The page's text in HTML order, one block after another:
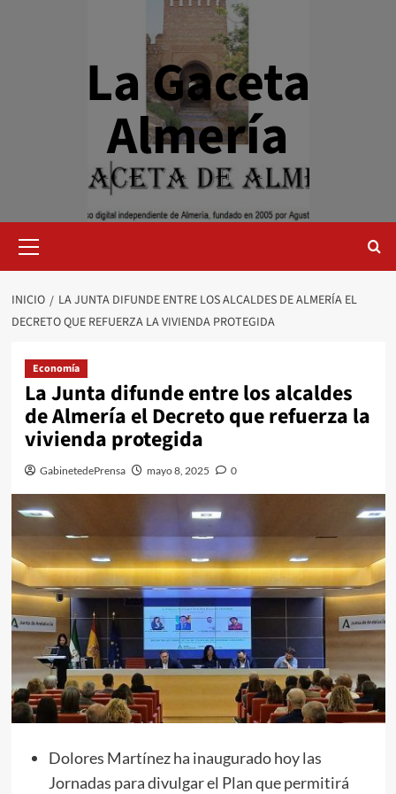
La Gaceta
Almería
primario
INICIO
LA JUNTA DIFUNDE ENTRE LOS ALCALDES DE ALMERÍA EL
DECRETO QUE REFUERZA LA VIVIENDA PROTEGIDA
Economía
La Junta difunde entre los alcaldes
de Almería el Decreto que refuerza la
vivienda protegida
GabinetedePrensa mayo 8, 2025 0
Dolores Martínez ha inaugurado hoy las
Jornadas para divulgar el Plan que permitirá